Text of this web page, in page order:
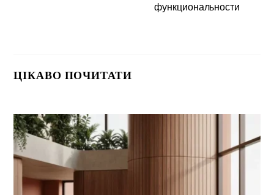
функциональности
ЦІКАВО ПОЧИТАТИ